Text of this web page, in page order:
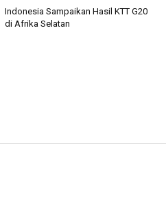
Indonesia Sampaikan Hasil KTT G20
di Afrika Selatan